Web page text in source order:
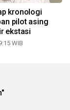
kronologi
pilot asing
ekstasi
WIB